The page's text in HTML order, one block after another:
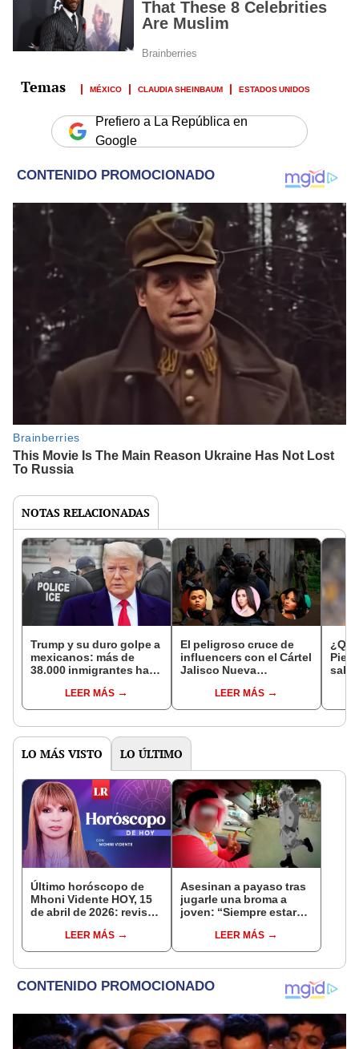
MÉXICO CLAUDIA SHEINBAUM ESTADOS UNIDOS
Prefiero a La República en
Google
NOTAS RELACIONADAS
Trump y su duro golpe a
mexicanos: más de
38.000 inmigrantes han
EEUU durante su
gobierno
LEER MÁS
El peligroso cruce de
influencers con el Cártel
Jalisco Nueva
estos son los
personajes que fueron
grupo
LEER MÁS
sabe
MX
LO MÁS VISTO LO ÚLTIMO
Último horóscopo de
Mhoni Vidente HOY, 15
de abril de 2026: revisa
signo y entérate si te
espera un día
LEER MÁS
Asesinan a payaso tras
jugarle una broma a
joven: “Siempre estarás
LEER MÁS